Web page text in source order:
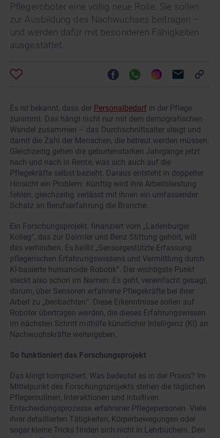
Pflegeroboter eine völlig neue Rolle: Sie sollen
zur Ausbildung des Nachwuchses beitragen –
und werden dafür mit besonderen Fähigkeiten
ausgestattet.
Es ist bekannt, dass der Personalbedarfin der Pflege
zunimmt. Das hängt nicht nur mit dem demografischen
Wandel zusammen – das Durchschnittsalter steigt und
damit die Zahl der Menschen, die betreut werden müssen.
Gleichzeitig gehen die geburtenstarken Jahrgänge jetzt
nach und nach in Rente, was sich auch auf die
Pflegekräfte selbst bezieht. Daraus entsteht in doppelter
Hinsicht ein Problem: Künftig wird ihre Arbeitsleistung
fehlen, gleichzeitig verlässt mit ihnen ein umfassender
Schatz an Berufserfahrung die Branche.
Ein Forschungsprojekt, finanziert vom „Ladenburger
Kolleg“, das zur Daimler und Benz Stiftung gehört, will
das verhindern. Es heißt „Sensorgestützte Erfassung
pflegerischen Erfahrungswissens und Vermittlung durch
KI-basierte humanoide Robotik“. Der wichtigste Punkt
steckt also schon im Namen: Es geht, vereinfacht gesagt,
darum, über Sensoren erfahrene Pflegekräfte bei ihrer
Arbeit zu „beobachten“. Diese Erkenntnisse sollen auf
Roboter übertragen werden, die dieses Erfahrungswissen
im nächsten Schritt mithilfe künstlicher Intelligenz (KI) an
Nachwuchskräfte weitergeben.
So funktioniert das Forschungsprojekt
Das klingt kompliziert. Was bedeutet es in der Praxis? Im
Mittelpunkt des Forschungsprojekts stehen die täglichen
Pflegeroutinen, Interaktionen und intuitiven
Entscheidungsprozesse erfahrener Pflegepersonen. Viele
ihrer detaillierten Tätigkeiten, Körperbewegungen oder
sogar kleine Tricks finden sich nicht in Lehrbüchern. Den